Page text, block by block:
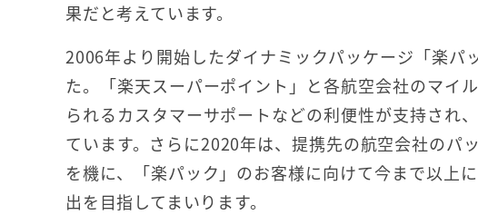
果だと考えています。
2006年より開始したダイナミックパッケージ「楽
た。「楽天スーパーポイント」と各航空会社のマイ
られるカスタマーサポートなどの利便性が支持され
ています。さらに2020年は、提携先の航空会社のパ
を機に、「楽パック」のお客様に向けて今まで以上
出を目指してまいります。